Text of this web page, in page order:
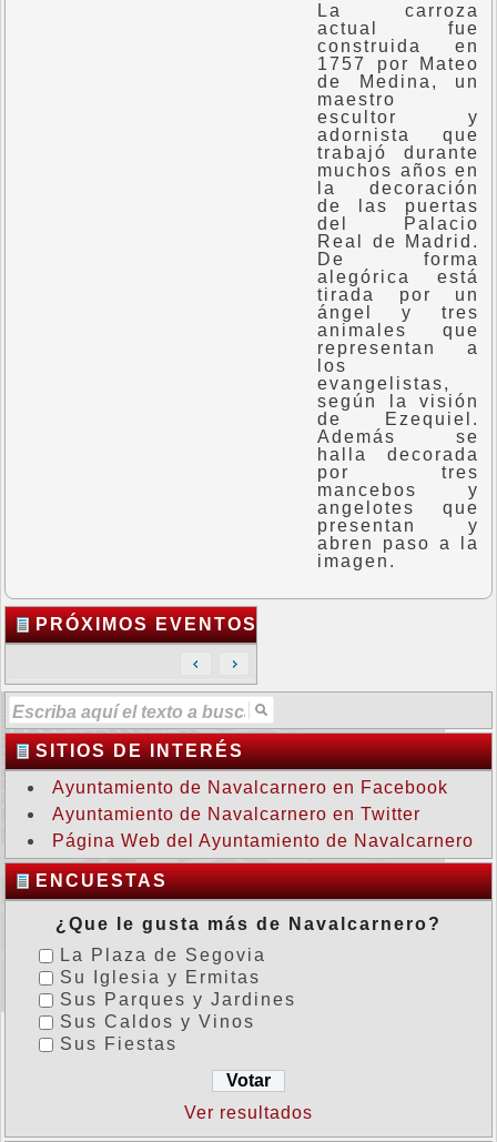
La carroza
actual fue
construida en
1757 por Mateo
de Medina, un
maestro
escultor y
adornista que
trabajó durante
muchos años en
la decoración
de las puertas
del Palacio
Real de Madrid.
De forma
alegórica está
tirada por un
ángel y tres
animales que
representan a
los
evangelistas,
según la visión
de Ezequiel.
Además se
halla decorada
por tres
mancebos y
angelotes que
presentan y
abren paso a la
imagen.
PRÓXIMOS EVENTOS
SITIOS DE INTERÉS
Ayuntamiento de Navalcarnero en Facebook
Ayuntamiento de Navalcarnero en Twitter
Página Web del Ayuntamiento de Navalcarnero
ENCUESTAS
¿Que le gusta más de Navalcarnero?
La Plaza de Segovia
Su Iglesia y Ermitas
Sus Parques y Jardines
Sus Caldos y Vinos
Sus Fiestas
Ver resultados